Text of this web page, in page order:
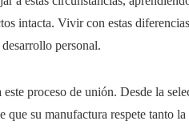
intacta. Vivir con estas
personal.
proceso de unión. Desde la
que su manufactura respete tanto